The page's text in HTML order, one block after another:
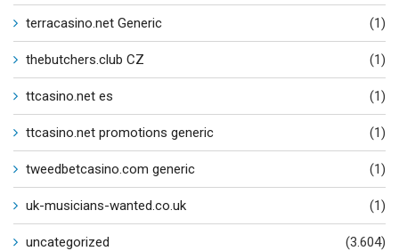
terracasino.net Generic (1)
thebutchers.club CZ (1)
ttcasino.net es (1)
ttcasino.net promotions generic (1)
tweedbetcasino.com generic (1)
uk-musicians-wanted.co.uk (1)
uncategorized (3.604)